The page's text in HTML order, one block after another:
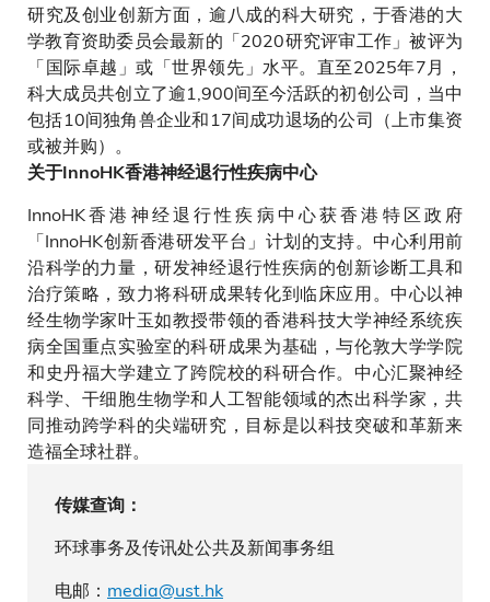
研究及创业创新方面，逾八成的科大研究，于香港的大
学教育资助委员会最新的「2020研究评审工作」被评为
「国际卓越」或「世界领先」水平。直至2025年7月，
科大成员共创立了逾1,900间至今活跃的初创公司，当中
包括10间独角兽企业和17间成功退场的公司（上市集资
或被并购）。
关于InnoHK香港神经退行性疾病中心
InnoHK香港神经退行性疾病中心获香港特区政府
「InnoHK创新香港研发平台」计划的支持。中心利用前
沿科学的力量，研发神经退行性疾病的创新诊断工具和
治疗策略，致力将科研成果转化到临床应用。中心以神
经生物学家叶玉如教授带领的香港科技大学神经系统疾
病全国重点实验室的科研成果为基础，与伦敦大学学院
和史丹福大学建立了跨院校的科研合作。中心汇聚神经
科学、干细胞生物学和人工智能领域的杰出科学家，共
同推动跨学科的尖端研究，目标是以科技突破和革新来
造福全球社群。
传媒查询：
环球事务及传讯处公共及新闻事务组
电邮： media@ust.hk